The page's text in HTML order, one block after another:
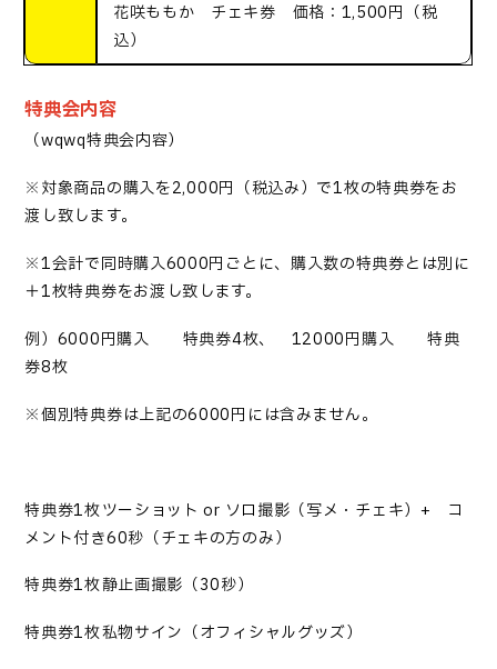
花咲ももか チェキ券 価格：1,500円（税
込）
特典会内容
（wqwq特典会内容）
※対象商品の購入を2,000円（税込み）で1枚の特典券をお
渡し致します。
※1会計で同時購入6000円ごとに、購入数の特典券とは別に
＋1枚特典券をお渡し致します。
例）6000円購入 → 特典券4枚、 12000円購入 → 特典
券8枚
※個別特典券は上記の6000円には含みません。
特典券1枚→ツーショット or ソロ撮影（写メ・チェキ）+ コ
メント付き60秒（チェキの方のみ）
特典券1枚→静止画撮影（30秒）
特典券1枚→私物サイン（オフィシャルグッズ）